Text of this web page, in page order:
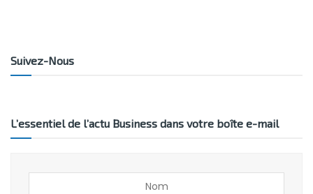
Suivez-Nous
L’essentiel de l’actu Business dans votre boîte e-mail